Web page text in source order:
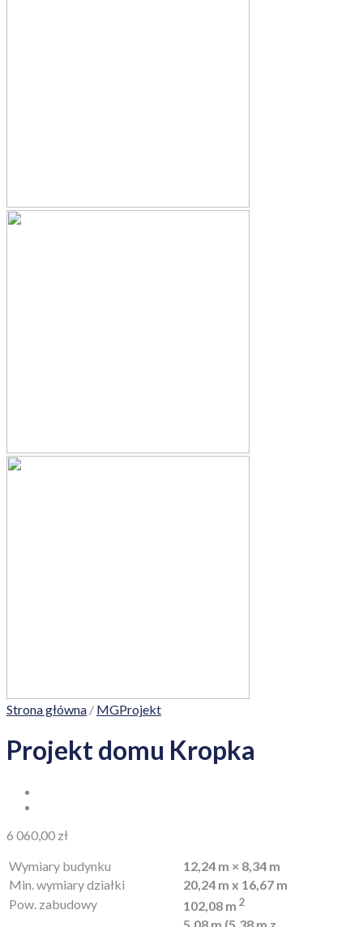
Strona główna / MGProjekt
Projekt domu Kropka
6 060,00 zł
Wymiary budynku
12,24 m × 8,34 m
Min. wymiary działki
20,24 m x 16,67 m
Pow. zabudowy
102,08 m 2